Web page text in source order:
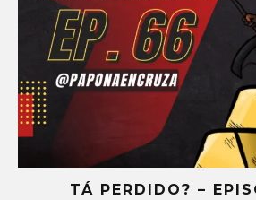
TÁ PERDIDO? –